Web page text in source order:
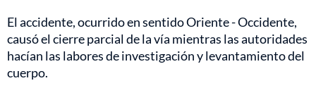
El accidente, ocurrido en sentido Oriente - Occidente,
causó el cierre parcial de la vía mientras las autoridades
hacían las labores de investigación y levantamiento del
cuerpo.